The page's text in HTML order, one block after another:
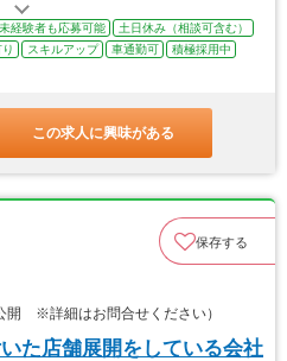
未経験者も応募可能
土日休み（相談可含む）
スキルアップ 車通勤可
積極採用中
この求人に興味がある
保存する
開 ※詳細はお問合せください）
た店舗展開をしている会社